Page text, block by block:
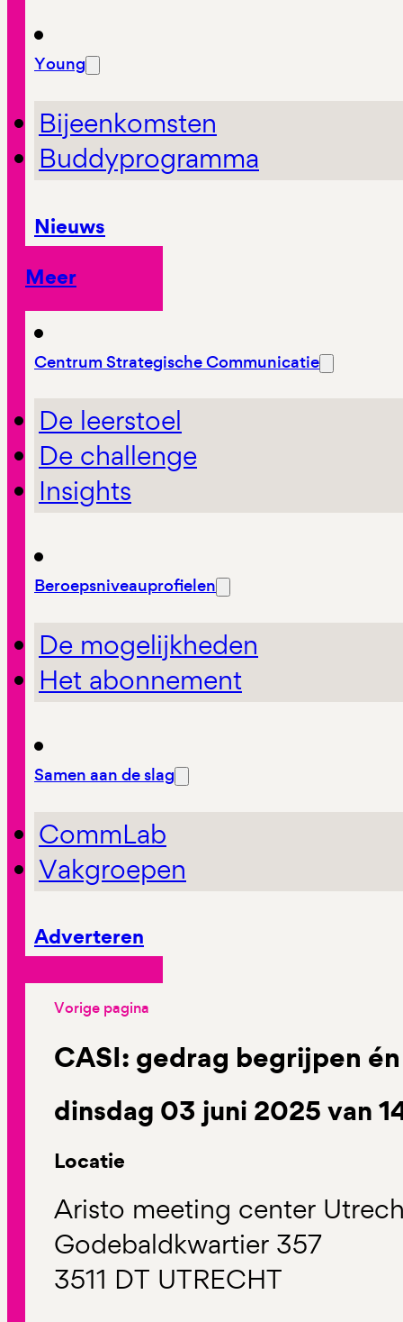
Young
Bijeenkomsten
Buddyprogramma
Nieuws
Meer
Centrum Strategische Communicatie
De leerstoel
De challenge
Insights
Beroepsniveauprofielen
De mogelijkheden
Het abonnement
Samen aan de slag
CommLab
Vakgroepen
Adverteren
Vorige pagina
CASI: gedrag begrijpen
dinsdag 03 juni 2025 van
Locatie
Aristo meeting center
Godebaldkwartier 357
3511 DT UTRECHT